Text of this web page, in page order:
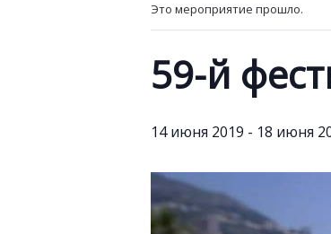
Это мероприятие прошло.
59-й
14 июня 2019 - 18 июня